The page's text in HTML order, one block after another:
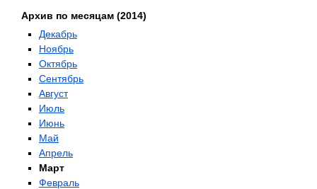
Архив по месяцам (2014)
Декабрь
Ноябрь
Октябрь
Сентябрь
Август
Июль
Июнь
Май
Апрель
Март
Февраль